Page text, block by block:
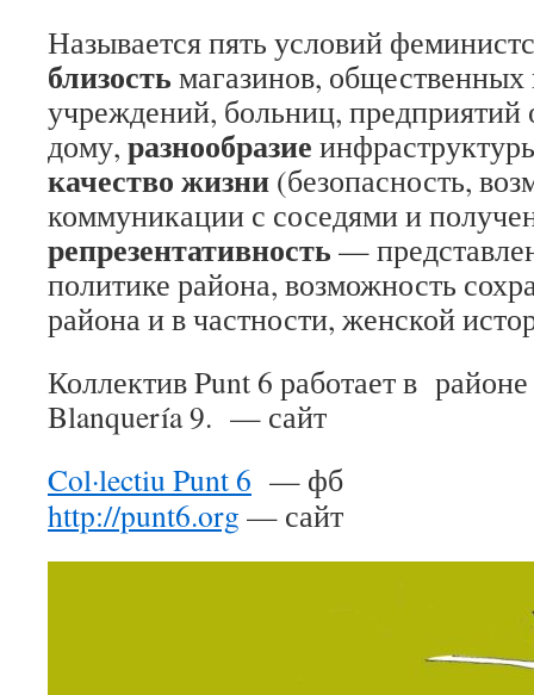
Называется пять условий
близость магазинов, общественных
учреждений, больниц, предприятий
дому, разнообразие
качество жизни (безопасность,
коммуникации с соседями и
репрезентативность —
политике района, возможность
района и в частности, женской
Коллектив Punt 6 работает в
Blanquería 9. — сайт
Col·lectiu Punt 6 — фб
http://punt6.org — сайт